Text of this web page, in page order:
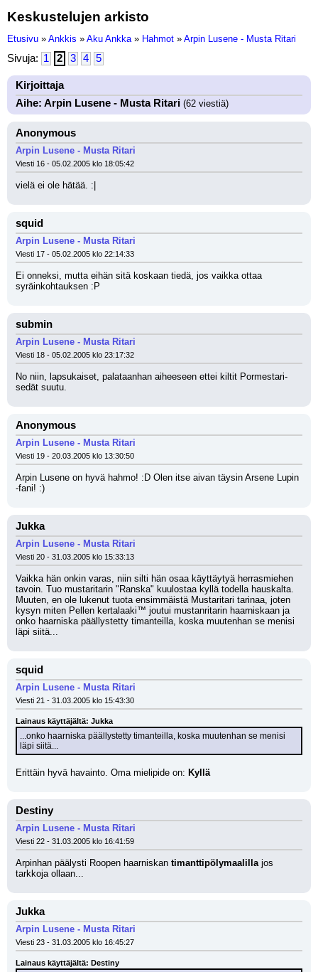
Keskustelujen arkisto
Etusivu » Ankkis » Aku Ankka » Hahmot » Arpin Lusene - Musta Ritari
Sivuja: 1 2 3 4 5
Kirjoittaja
Aihe: Arpin Lusene - Musta Ritari (62 viestiä)
Anonymous
Arpin Lusene - Musta Ritari
Viesti 16 - 05.02.2005 klo 18:05:42
vielä ei ole hätää. :|
squid
Arpin Lusene - Musta Ritari
Viesti 17 - 05.02.2005 klo 22:14:33
Ei onneksi, mutta eihän sitä koskaan tiedä, jos vaikka ottaa
syräinkohtauksen :P
submin
Arpin Lusene - Musta Ritari
Viesti 18 - 05.02.2005 klo 23:17:32
No niin, lapsukaiset, palataanhan aiheeseen ettei kiltit Pormestari-
sedät suutu.
Anonymous
Arpin Lusene - Musta Ritari
Viesti 19 - 20.03.2005 klo 13:30:50
Arpin Lusene on hyvä hahmo! :D Olen itse aivan täysin Arsene Lupin
-fani! :)
Jukka
Arpin Lusene - Musta Ritari
Viesti 20 - 31.03.2005 klo 15:33:13
Vaikka hän onkin varas, niin silti hän osaa käyttäytyä herrasmiehen
tavoin. Tuo mustaritarin "Ranska" kuulostaa kyllä todella hauskalta.
Muuten, en ole lukenut tuota ensimmäistä Mustaritari tarinaa, joten
kysyn miten Pellen kertalaaki™ joutui mustanritarin haarniskaan ja
onko haarniska päällystetty timanteilla, koska muutenhan se menisi
läpi siitä...
squid
Arpin Lusene - Musta Ritari
Viesti 21 - 31.03.2005 klo 15:43:30
Lainaus käyttäjältä: Jukka
...onko haarniska päällystetty timanteilla, koska muutenhan se menisi
läpi siitä...
Erittäin hyvä havainto. Oma mielipide on: Kyllä
Destiny
Arpin Lusene - Musta Ritari
Viesti 22 - 31.03.2005 klo 16:41:59
Arpinhan päälysti Roopen haarniskan timanttipölymaalilla jos
tarkkoja ollaan...
Jukka
Arpin Lusene - Musta Ritari
Viesti 23 - 31.03.2005 klo 16:45:27
Lainaus käyttäjältä: Destiny